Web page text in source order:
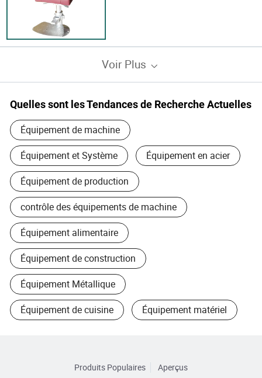
Voir Plus
Quelles sont les Tendances de Recherche Actuelles
Équipement de machine
Équipement et Système Équipement en acier
Équipement de production
contrôle des équipements de machine
Équipement alimentaire
Équipement de construction
Équipement Métallique
Équipement de cuisine Équipement matériel
Produits Populaires
Aperçus